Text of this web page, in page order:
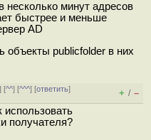
несколько минут адресов
быстрее и меньше
AD
объекты publicfolder в них
] [^^] [^^^] [ответить]
+ / –
использовать
получателя?